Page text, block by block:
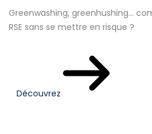
Greenwashing, greenhushing…
RSE sans se mettre en risque ?
Découvrez